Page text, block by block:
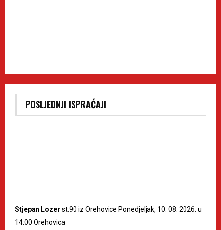
POSLJEDNJI ISPRAĆAJI
Stjepan Lozer st.90 iz Orehovice Ponedjeljak, 10. 08. 2026. u
14:00 Orehovica